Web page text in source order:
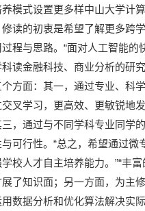
模式设置更多样中山大学计
修读的初衷是希望了解更多跨
程与思路。“面对人工智能
读金融科技、商业分析的研
方面：其一，通过专业、科
叉学习，更高效、更敏锐地
三，通过与不同学科专业同学
可行性。“总之，希望通过
校人才自主培养能力。”“丰
了知识面；另一方面，为主
数据分析和优化算法解决实